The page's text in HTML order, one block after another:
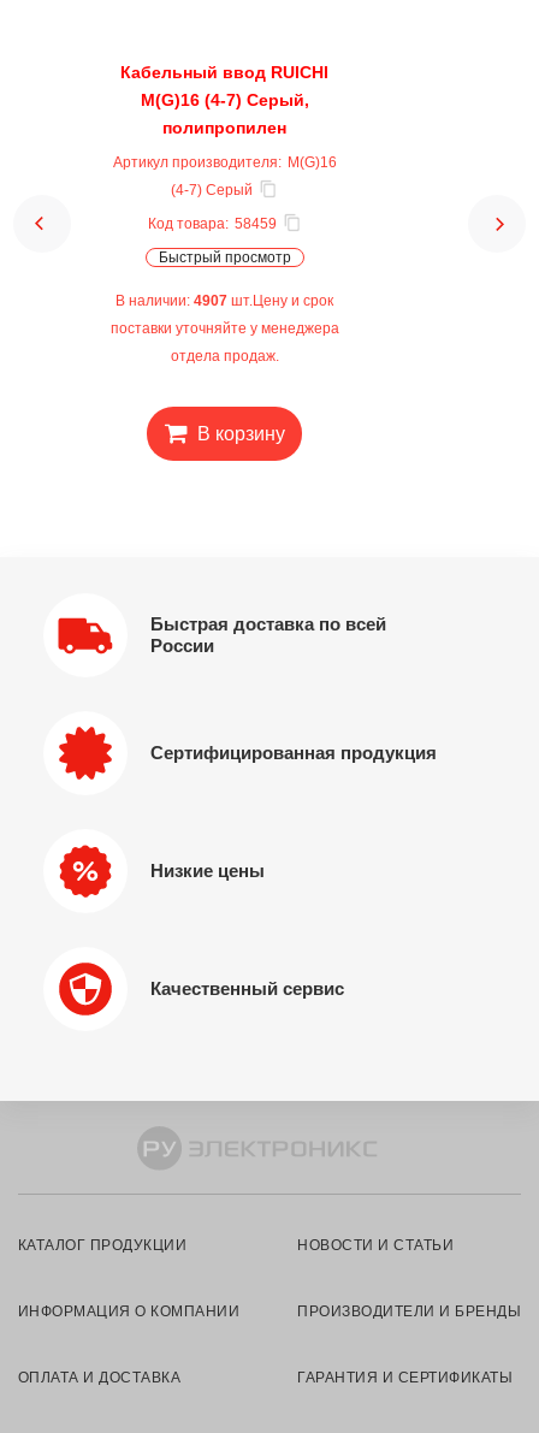
Кабельный ввод RUICHI
M(G)16 (4-7) Серый,
полипропилен
Артикул производителя: M(G)16
(4-7) Серый
Код товара: 58459
Быстрый просмотр
В наличии: 4907 шт.Цену и срок
поставки уточняйте у менеджера
отдела продаж.
В корзину
Быстрая доставка по всей
России
Сертифицированная продукция
Низкие цены
Качественный сервис
КАТАЛОГ ПРОДУКЦИИ НОВОСТИ И СТАТЬИ
ИНФОРМАЦИЯ О КОМПАНИИ ПРОИЗВОДИТЕЛИ И БРЕНДЫ
ОПЛАТА И ДОСТАВКА ГАРАНТИЯ И СЕРТИФИКАТЫ